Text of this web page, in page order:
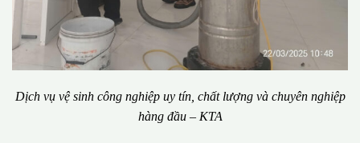
Dịch vụ vệ sinh công nghiệp uy tín, chất lượng và chuyên nghiệp
hàng đầu – KTA